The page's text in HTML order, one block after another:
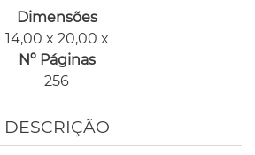
Dimensões
14,00 x 20,00 x
Nº Páginas
256
DESCRIÇÃO